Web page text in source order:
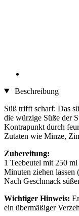
Beschreibung
Süß trifft scharf: Das
die würzige Süße der
Kontrapunkt durch
Zutaten wie Minze,
Zubereitung:
1 Teebeutel mit 250
Minuten ziehen lassen
Nach Geschmack
Wichtiger Hinweis:
ein übermäßiger